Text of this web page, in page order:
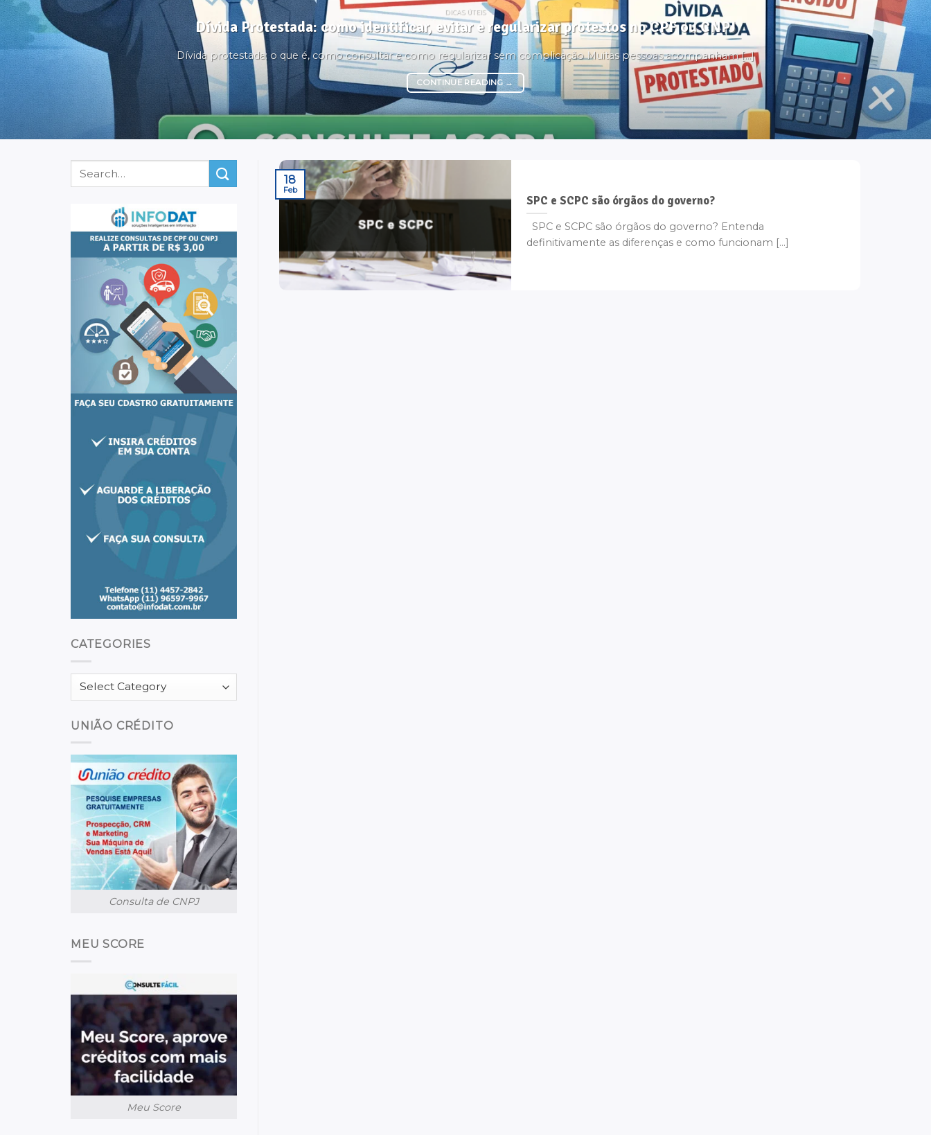
DICAS ÚTEIS
Dívida Protestada: como identificar, evitar e regularizar protestos no CPF ou CNPJ
Dívida protestada: o que é, como consultar e como regularizar sem complicação Muitas pessoas acompanham [...]
CONTINUE READING→
CATEGORIES
Categories
UNIÃO CRÉDITO
Consulta de CNPJ
MEU SCORE
Meu Score
SPC e SCPC são órgãos do governo?
SPC e SCPC são órgãos do governo? Entenda
definitivamente as diferenças e como funcionam [...]
18
Feb